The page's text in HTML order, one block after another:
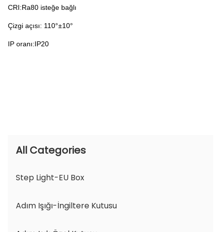
CRI:Ra80 isteğe bağlı
Çizgi açısı: 110°±10°
IP oranı:IP20
All Categories
Step Light-EU Box
Adım Işığı-İngiltere Kutusu